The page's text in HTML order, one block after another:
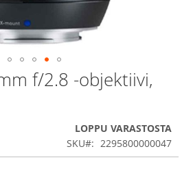
f/2.8 -objektiivi,
LOPPU VARASTOSTA
SKU
2295800000047